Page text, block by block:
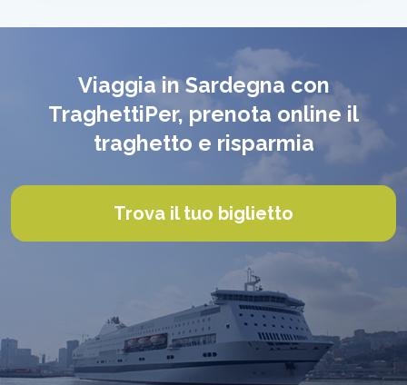
Viaggia in Sardegna con
TraghettiPer, prenota online il
traghetto e risparmia
Trova il tuo biglietto